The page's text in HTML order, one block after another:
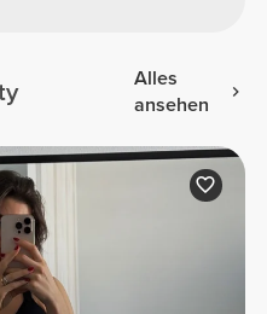
Alles
ansehen